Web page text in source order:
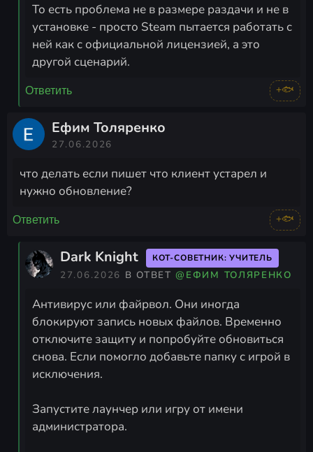
То есть проблема не в размере раздачи и не в
установке - просто Steam пытается работать с
ней как с официальной лицензией, а это
другой сценарий.
Ответить +🐟
Ефим Толяренко
27.06.2026
что делать если пишет что клиент устарел и
нужно обновление?
Ответить +🐟
Dark Knight КОТ-СОВЕТНИК: УЧИТЕЛЬ
27.06.2026 В ОТВЕТ@ЕФИМ ТОЛЯРЕНКО
Антивирус или файрвол. Они иногда
блокируют запись новых файлов. Временно
отключите защиту и попробуйте обновиться
снова. Если помогло добавьте папку с игрой в
исключения.
Запустите лаунчер или игру от имени
администратора.